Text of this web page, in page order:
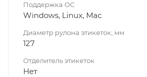
Поддержка ОС
Windows, Linux, Mac
Диаметр рулона этикеток, мм
127
Отделитель этикеток
Нет